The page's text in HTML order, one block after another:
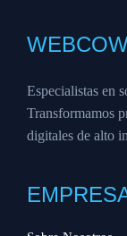
Especialistas en
Transformamos
digitales de alto